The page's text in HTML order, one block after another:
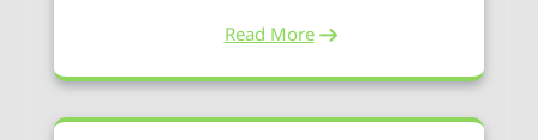
Read More